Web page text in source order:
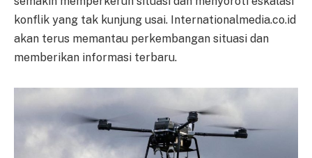
konflik yang tak kunjung usai. Internationalmedia.co.id
akan terus memantau perkembangan situasi dan
memberikan informasi terbaru.